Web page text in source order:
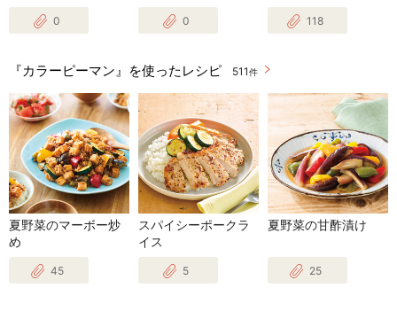
0 0 118
『カラーピーマン』を使ったレシピ 511 件
夏野菜のマーボー炒
め
45
スパイシーポークラ
イス
5
夏野菜の甘酢漬け
25